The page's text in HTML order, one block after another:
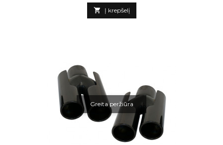
 Į krepšelį
Greita peržiūra